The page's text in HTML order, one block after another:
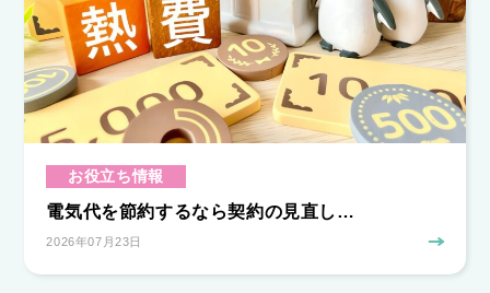
お役立ち情報
電気代を節約するなら契約の見直し…
2026年07月23日